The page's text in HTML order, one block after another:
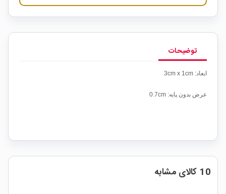
توضیحات
ابعاد: 3cm x 1cm
عرض بدون پایه: 0.7cm
10 کالای مشابه